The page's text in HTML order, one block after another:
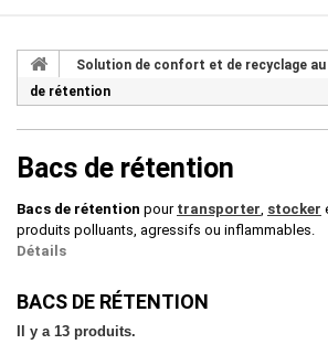
Solution de confort et de recyclage
de rétention
Bacs de rétention
Bacs de rétention pour transporter, stocker
produits polluants, agressifs ou inflammables.
Détails
BACS DE RÉTENTION
Il y a 13 produits.